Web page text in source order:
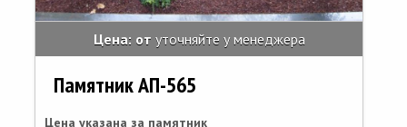
Цена: от уточняйте у менеджера
Памятник АП-565
Цена указана за памятник